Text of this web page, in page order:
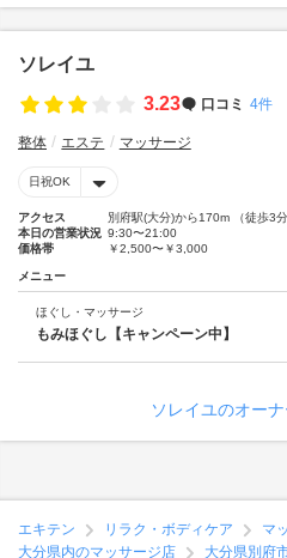
ソレイユ
3.23
口コミ 4件
整体 エステ マッサージ
日祝OK
アクセス
別府駅(大分)から170m （徒歩3分
本日の営業状況 9:30〜21:00
価格帯
￥2,500〜￥3,000
メニュー
ほぐし・マッサージ
もみほぐし【キャンペーン中】
ソレイユのオー
エキテン リラク・ボディケア
マ
大分県内のマッサージ店
大分県別府